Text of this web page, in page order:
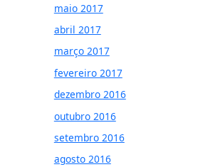
maio 2017
abril 2017
março 2017
fevereiro 2017
dezembro 2016
outubro 2016
setembro 2016
agosto 2016